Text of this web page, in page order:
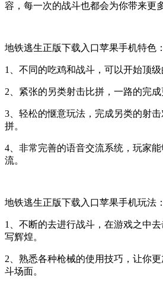
容，每一次的战斗也都会为你带来更
地铁逃生正版下载入口苹果手机特色：
1、不同的吃鸡和战斗，可以开始顶
2、紧张的另类射击比拼，一路的完
3、轻松的惬意玩法，完成另类的射
拼。
4、非常完善的语音交流系统，玩家
流。
地铁逃生正版下载入口苹果手机玩法：
1、不断的去进行战斗，在游戏之中
写辉煌。
2、熟悉各种枪械的使用技巧，让你
斗场面。